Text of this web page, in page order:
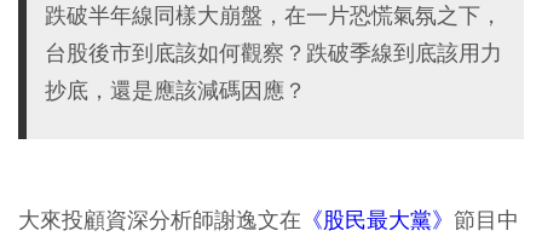
跌破半年線同樣大崩盤，在一片恐慌氣氛之下，
台股後市到底該如何觀察？跌破季線到底該用力
抄底，還是應該減碼因應？
大來投顧資深分析師謝逸文在 《股民最大黨》 節目中